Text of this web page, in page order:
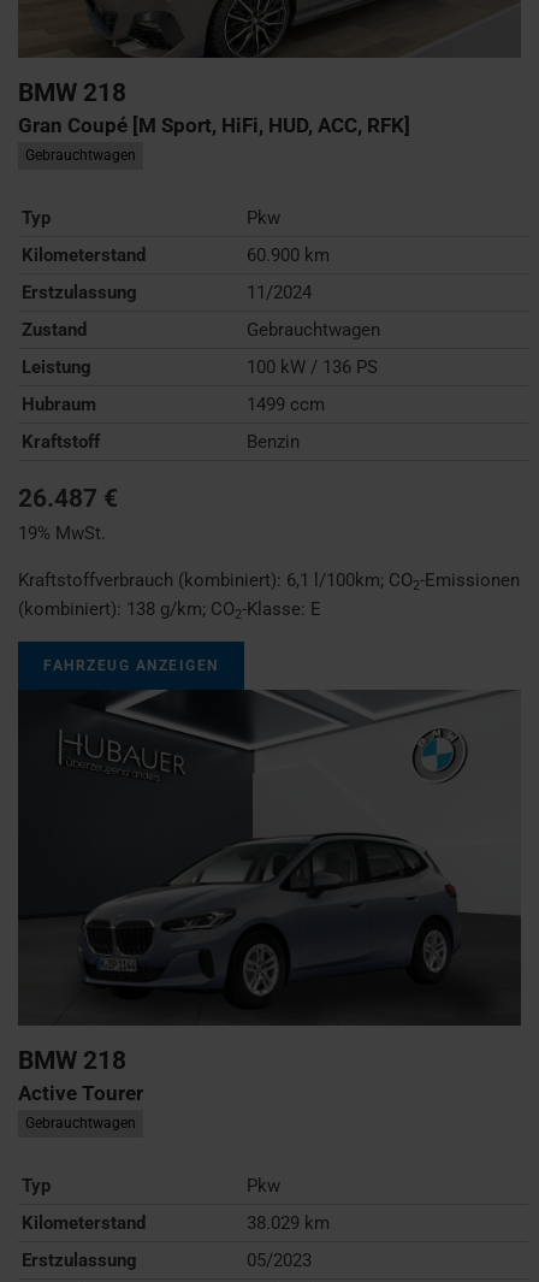
BMW 218
Gran Coupé [M Sport, HiFi, HUD, ACC, RFK]
Gebrauchtwagen
Typ
Pkw
Kilometerstand
60.900 km
Erstzulassung
11/2024
Zustand
Gebrauchtwagen
Leistung
100 kW / 136 PS
Hubraum
1499 ccm
Kraftstoff
Benzin
26.487 €
19% MwSt.
Kraftstoffverbrauch (kombiniert): 6,1 l/100km; CO2-Emissionen
(kombiniert): 138 g/km; CO2-Klasse: E
FAHRZEUG ANZEIGEN
BMW 218
Active Tourer
Gebrauchtwagen
Typ
Pkw
Kilometerstand
38.029 km
Erstzulassung
05/2023